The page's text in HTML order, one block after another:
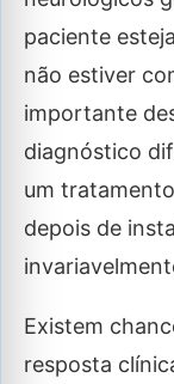
paciente
não estiver
importante
diagnóstico
um
depois de
Existem
resposta